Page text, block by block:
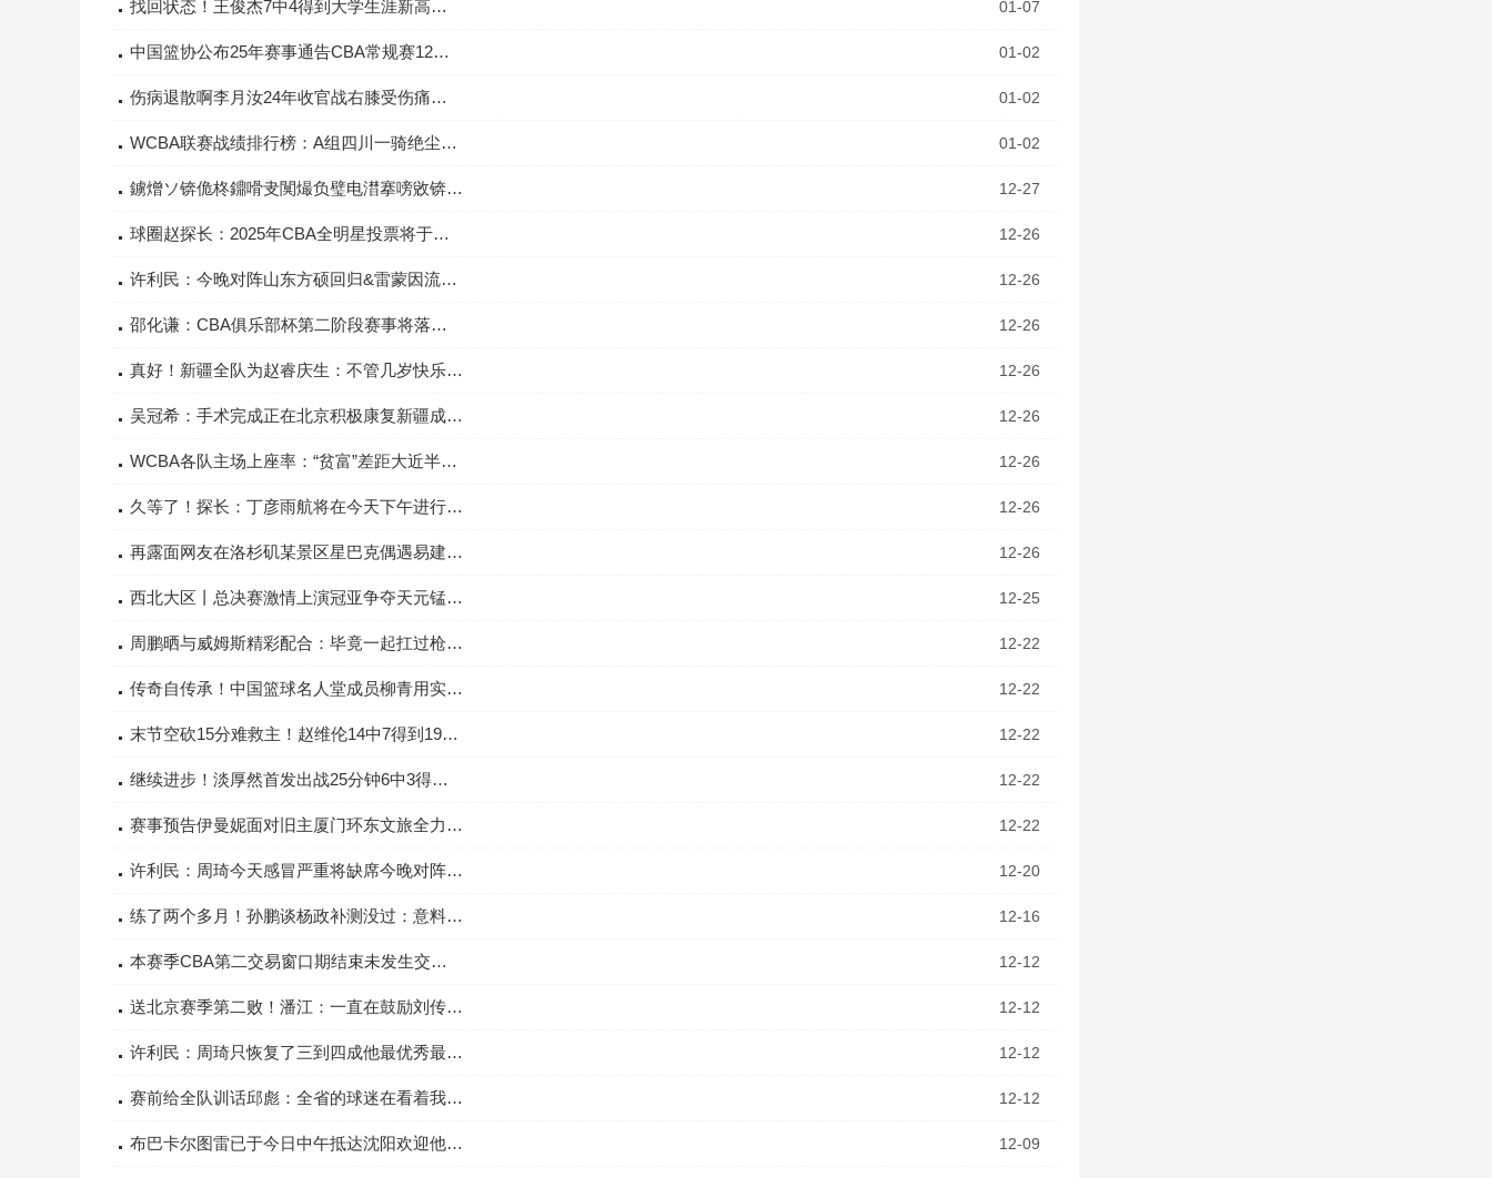
找回状态！王俊杰7中4得到大学生涯新高的13分三分5中2 01-07
中国篮协公布25年赛事通告CBA常规赛12月初开赛为全运会延期 01-02
伤病退散啊李月汝24年收官战右膝受伤痛苦倒地随后退赛 01-02
WCBA联赛战绩排行榜：A组四川一骑绝尘B组黑龙江武汉前二 01-02
鐪熷ソ锛佹柊鐤嗗叏闃熶负璧电澘搴嗙敓锛氫笉绠″嚑宀佸揩涔愪竾宀佸摝锛佸張鍥㈣仛鍟 12-27
球圈赵探长：2025年CBA全明星投票将于明日0点开启 12-26
许利民：今晚对阵山东方硕回归&雷蒙因流感缺阵周琦恢复差不多了 12-26
邵化谦：CBA俱乐部杯第二阶段赛事将落户陕西西安 12-26
真好！新疆全队为赵睿庆生：不管几岁快乐万岁哦！又团聚啦！ 12-26
吴冠希：手术完成正在北京积极康复新疆成功复仇为兄弟们开心 12-26
WCBA各队主场上座率：“贫富”差距大近半数球队不足千人 12-26
久等了！探长：丁彦雨航将在今天下午进行体测 12-26
再露面网友在洛杉矶某景区星巴克偶遇易建联正坐着看手机 12-26
西北大区丨总决赛激情上演冠亚争夺天元锰业荣耀加冕！ 12-25
周鹏晒与威姆斯精彩配合：毕竟一起扛过枪战斗过的伙伴默契 12-22
传奇自传承！中国篮球名人堂成员柳青用实际行动延续女篮精神 12-22
末节空砍15分难救主！赵维伦14中7得到19分2板7助1断1帽 12-22
继续进步！淡厚然首发出战25分钟6中3得到8分4板1助1帽 12-22
赛事预告伊曼妮面对旧主厦门环东文旅全力争胜 12-22
许利民：周琦今天感冒严重将缺席今晚对阵江苏的比赛 12-20
练了两个多月！孙鹏谈杨政补测没过：意料之中总算有个结果 12-16
本赛季CBA第二交易窗口期结束未发生交易丁彦雨航等4人签新球队 12-12
送北京赛季第二败！潘江：一直在鼓励刘传兴让他打得更强硬一点 12-12
许利民：周琦只恢复了三到四成他最优秀最可贵的是不断修正自己 12-12
赛前给全队训话邱彪：全省的球迷在看着我们我们要全力以赴 12-12
布巴卡尔图雷已于今日中午抵达沈阳欢迎他加入辽篮大家庭 12-09